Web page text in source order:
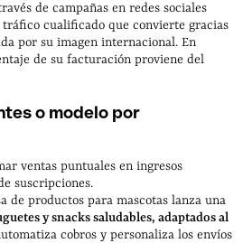
de campañas en redes sociales
tráfico cualificado que convierte gracias
por su imagen internacional. En
de su facturación proviene del
o modelo por
ventas puntuales en ingresos
suscripciones.
de productos para mascotas lanza una
y snacks saludables, adaptados al
cobros y personaliza los envíos